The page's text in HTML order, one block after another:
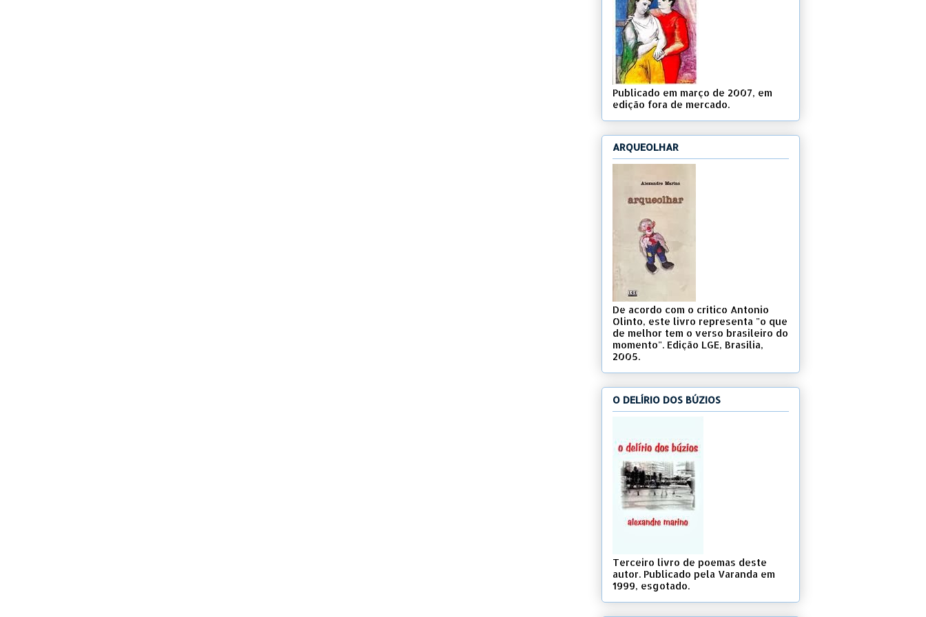
Publicado em março de 2007, em
edição fora de mercado.
ARQUEOLHAR
De acordo com o crítico Antonio
Olinto, este livro representa "o que
de melhor tem o verso brasileiro do
momento". Edição LGE, Brasília,
2005.
O DELÍRIO DOS BÚZIOS
Terceiro livro de poemas deste
autor. Publicado pela Varanda em
1999, esgotado.